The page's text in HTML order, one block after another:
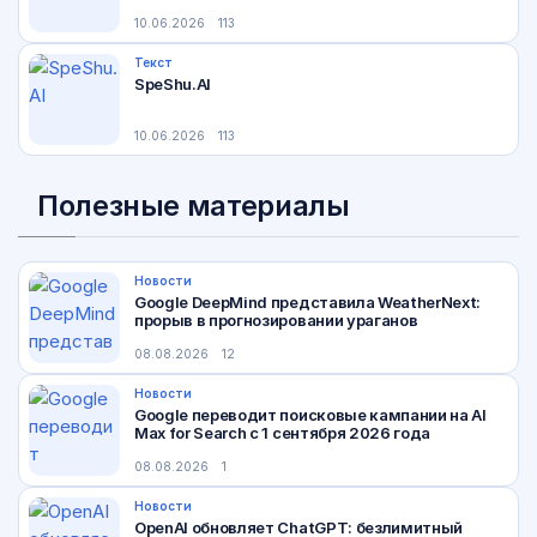
10.06.2026 113
Текст
SpeShu.AI
10.06.2026 113
Полезные материалы
Новости
Google DeepMind представила WeatherNext:
прорыв в прогнозировании ураганов
08.08.2026 12
Новости
Google переводит поисковые кампании на AI
Max for Search с 1 сентября 2026 года
08.08.2026 1
Новости
OpenAI обновляет ChatGPT: безлимитный